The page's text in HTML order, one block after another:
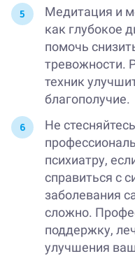
Медитация и
как глубокое
помочь
тревожности.
техник
благополучие.
Не
психиатру,
справиться с
заболевания
сложно.
поддержку,
улучшения